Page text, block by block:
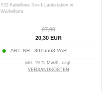
Y22 Kabellose 3-in-1-Ladestation in
Würfelform
27,90
20,30EUR
ART. NR.: 3015563-VAR
inkl. 19 % MwSt. zzgl.
VERSANDKOSTEN